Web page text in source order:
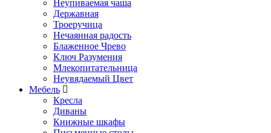
Неупиваемая чаша
Державная
Троеручица
Нечаянная радость
Блаженное Чрево
Ключ Разумения
Млекопитательница
Неувядаемый Цвет
Мебель
Кресла
Диваны
Книжные шкафы